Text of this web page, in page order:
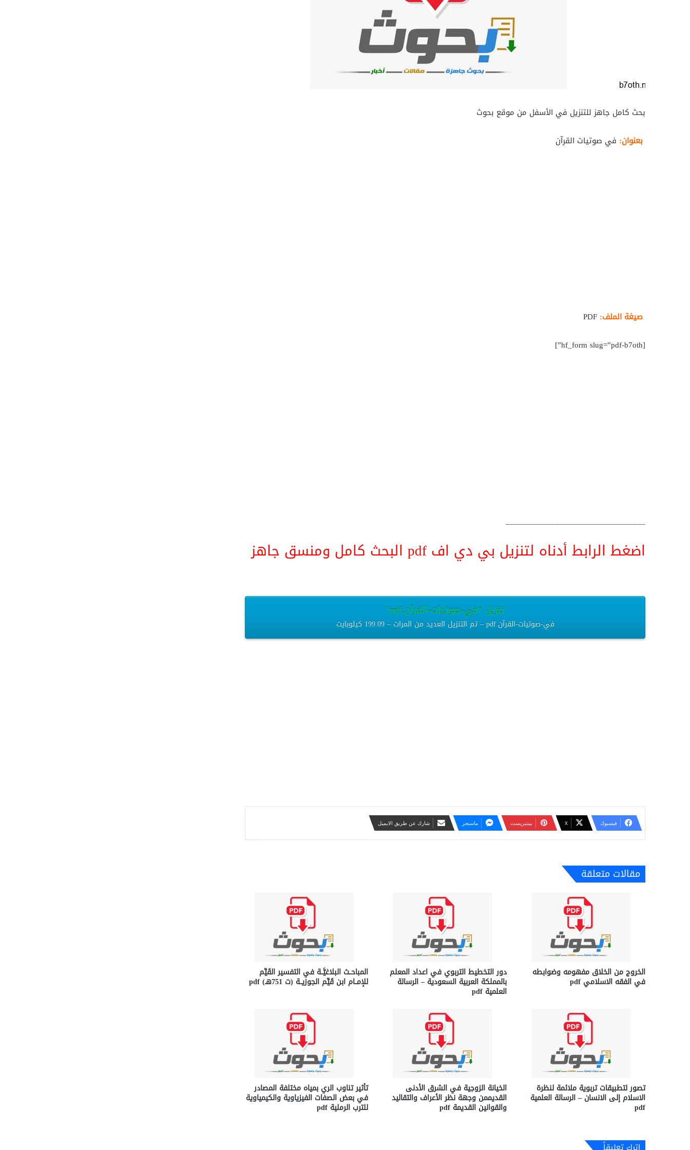
بحث كامل جاهز للتنزيل في الأسفل من موقع بحوث
بعنوان: في صوتيات القرآن
صيغة الملف:
[hf_form slug=”pdf-b7oth”]
__________________________________
اضغط الرابط أدناه لتنزيل بي دي اف pdf البحث كامل ومنسق جاهز
تنزيل “في-صوتيات-القرآن.pdf”
في-صوتيات-القرآن.pdf – تم التنزيل العديد من المرات – 199.09 كيلوبايت
فيسبوك ‫X بينتيريست ماسنجر شارك عن طريق الايميل
مقالات متعلقة
الخروج من الخلاق مفهومه وضوابطه
في الفقه الاسلامي pdf
دور التخطيط التربوي في اعداد المعلم
بالمملكة العربية السعودية – الرسالة
العلمية pdf
المباحــث البلاغيَّــة في التفسير القَيِّم
للإمــام ابن قَيِّم الجوزيــة (ت 751هـ) pdf
تصور لتطبيقات تربوية ملائمة لنظرة
الاسلام إلى الانسان – الرسالة العلمية
pdf
الخيانة الزوجية في الشرق الأدنى
القديممن وجهة نظر الأعراف والتقاليد
والقوانين القديمة pdf
تأثير تناوب الري بمياه مختلفة المصادر
في بعض الصفات الفيزياوية والكيمياوية
للترب الرملية pdf